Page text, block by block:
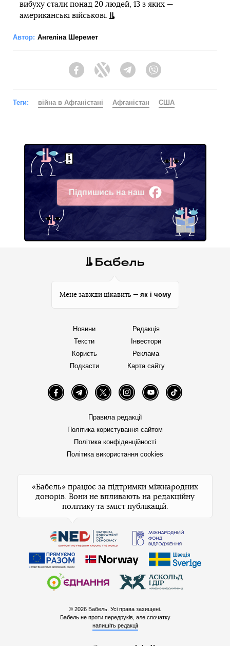
вибуху стали понад 20 людей, 13 з яких —
американські військові.
Автор: Ангеліна Шеремет
FacebookTwitter Telegram
Теги: війна в Афганістані Афганістан США
Підпишись на наш
Facebook
Мене завжди цікавить — як і чому
Новини
Тексти
Користь
Подкасти
Редакція
Інвестори
Реклама
Карта сайту
FacebookTelegramTwitter InstagramYouTube TikTok
Правила редакції
Політика користування сайтом
Політика конфіденційності
Політика використання cookies
«Бабель» працює за підтримки міжнародних
донорів. Вони не впливають на редакційну
політику та зміст публікацій.
© 2026 Бабель. Усі права захищені.
Бабель не проти передруків, але спочатку
напишіть редакції